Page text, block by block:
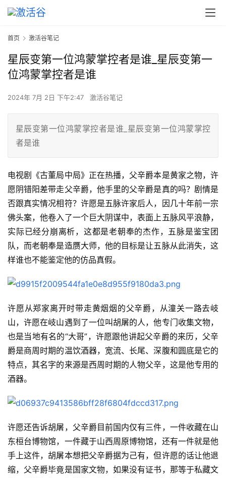
首页 激活谷笔记
星辰变第一位鸿蒙掌控者是谁_星辰变第一
位鸿蒙掌控者是谁
2024年 7月 2日 下午2:47 激活谷笔记
星辰变第一位鸿蒙掌控者是谁_星辰变第一位鸿蒙掌控
者是谁
电视剧《古董局中局》正在热播，父辛爵本是黄家之物，许
愿阴错阳差带走父辛爵，他手里的父辛爵是真的吗？剧情是
否跟真实情况相符？许愿是五脉许家后人，因几十年前一宗
佛头案，他卷入了一个巨大阴谋中，表面上五脉风平浪静，
实际已经分崩离析，这都是老朝奉的杰作，五脉是鉴宝团
队，而老朝奉是造赝大师，他的目标是让五脉从此消失，这
样谁也不能鉴定他的仿品真假。
许愿从郑家离开时带走黄烟烟的父辛爵，从潼关一路去岐
山，许愿在岐山遇到了一位叫胡屠的人，他专门收集文物，
也是当地有名的“大哥”，许愿跟他讲起父辛爵的来历，父辛
爵是商周时期的温饮酒器，宽流、长尾、深腹和圆底是它的
特点，其名字的来源是西周时期的人物父辛，这是他专用的
酒器。
许愿还告诉胡屠，父辛爵目前国内仅有三件，一件收藏在山
东桓台博物馆，一件藏于山西周原博物馆，还有一件就是他
手上这件，胡屠本想把父辛爵据为己有，但许愿的话让他退
缩，父辛爵毕竟是国家文物，如果没有证书，那等于私藏文